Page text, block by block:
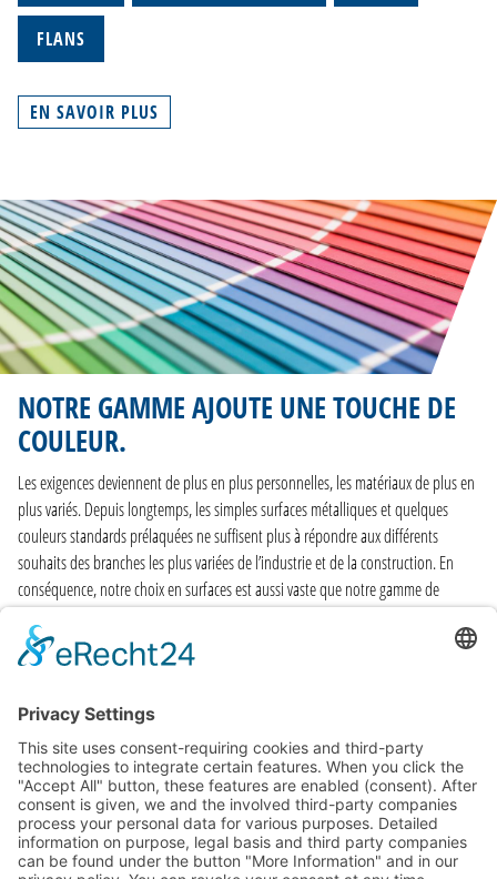
FLANS
EN SAVOIR PLUS
NOTRE GAMME AJOUTE UNE TOUCHE DE
COULEUR.
Les exigences deviennent de plus en plus personnelles, les matériaux de plus en
plus variés. Depuis longtemps, les simples surfaces métalliques et quelques
couleurs standards prélaquées ne suffisent plus à répondre aux différents
souhaits des branches les plus variées de l’industrie et de la construction. En
conséquence, notre choix en surfaces est aussi vaste que notre gamme de
140 couleurs RAL courantes. La rapidité et la simplicité de leur disponibilité joue
également un rôle important.
EN SAVOIR PLUS
GENERAL TERMS